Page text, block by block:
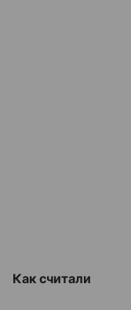
Как считали